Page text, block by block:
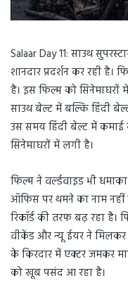
Salaar Day 11: साउथ
शानदार प्रदर्शन कर रही है।
है। इस फिल्म को सिनेमाघरों
साउथ बेल्ट में बल्कि हिंदी
उस समय हिंदी बेल्ट में
सिनेमाघरों में लगी है।
फिल्म ने वर्ल्डवाइड भी
ऑफिस पर थमने का नाम
रिकॉर्ड की तरफ बढ़ रहा है।
वीकेंड और न्यू ईयर ने मिलकर
के किरदार में एक्टर जमकर
को खूब पसंद आ रहा है।